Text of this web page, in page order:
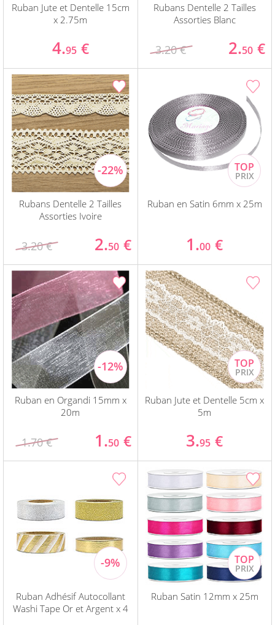
Ruban Jute et Dentelle 15cm
x 2.75m
4.95 €
Rubans Dentelle 2 Tailles
Assorties Blanc
3.20 € 2.50 €
Rubans Dentelle 2 Tailles
Assorties Ivoire
3.20 € 2.50 €
Ruban en Satin 6mm x 25m
1.00 €
Ruban en Organdi 15mm x
20m
1.70 € 1.50 €
Ruban Jute et Dentelle 5cm x
5m
3.95 €
Ruban Adhésif Autocollant
Washi Tape Or et Argent x 4
Ruban Satin 12mm x 25m